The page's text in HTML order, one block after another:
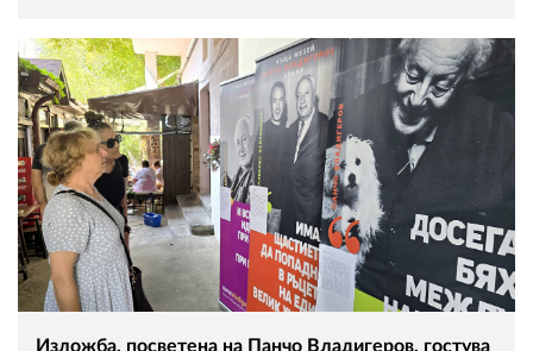
Изложба, посветена на Панчо Владигеров, гостува